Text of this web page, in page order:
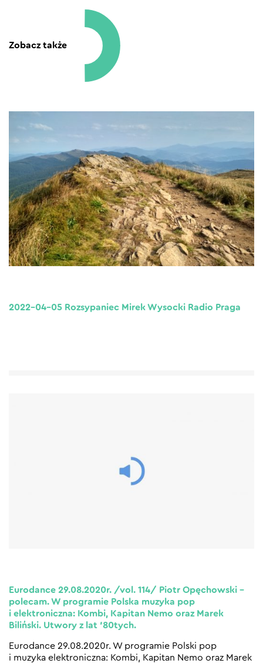
Zobacz także
2022-04-05 Rozsypaniec Mirek Wysocki Radio Praga
Eurodance 29.08.2020r. /vol. 114/ Piotr Opęchowski –
polecam. W programie Polska muzyka pop
i elektroniczna: Kombi, Kapitan Nemo oraz Marek
Biliński. Utwory z lat ’80tych.
Eurodance 29.08.2020r. W programie Polski pop
i muzyka elektroniczna: Kombi, Kapitan Nemo oraz Marek